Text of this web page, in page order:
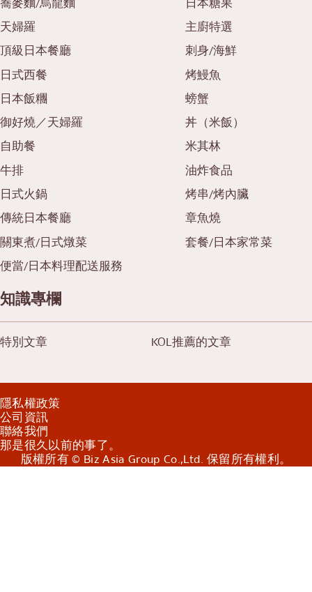
天婦羅
主廚特選
頂級日本餐廳
刺身/海鮮
日式西餐
烤鰻魚
日本飯糰
螃蟹
御好燒／天婦羅
丼（米飯）
自助餐
米其林
牛排
油炸食品
日式火鍋
烤串/烤內臟
傳統日本餐廳
章魚燒
關東煮/日式燉菜
套餐/日本家常菜
便當/日本料理配送服務
知識專欄
特別文章 KOL推薦的文章
隱私權政策
公司資訊
聯絡我們
那是很久以前的事了。
版權所有 © Biz Asia Group Co.,Ltd. 保留所有權利。